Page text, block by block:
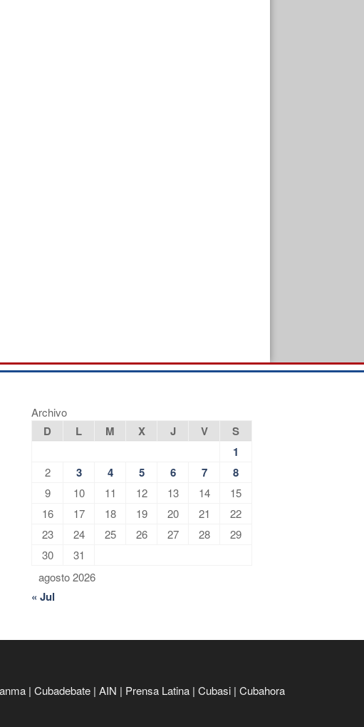
Archivo
agosto 2026
D L M X J V
S
1
2 3 4 5 6 7 8
9 10 11 12 13 14
15
16
17 18 19 20 21
22
23
24 25 26 27 28
29
30
31
« Jul
| Cubadebate | AIN | Prensa Latina | Cubasi | Cubahora